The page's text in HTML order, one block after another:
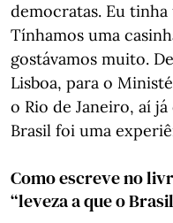
democratas. Eu
Tínhamos uma
gostávamos muito.
Lisboa, para o
o Rio de Janeiro, aí
Brasil foi uma
Como escreve no
“leveza a que o